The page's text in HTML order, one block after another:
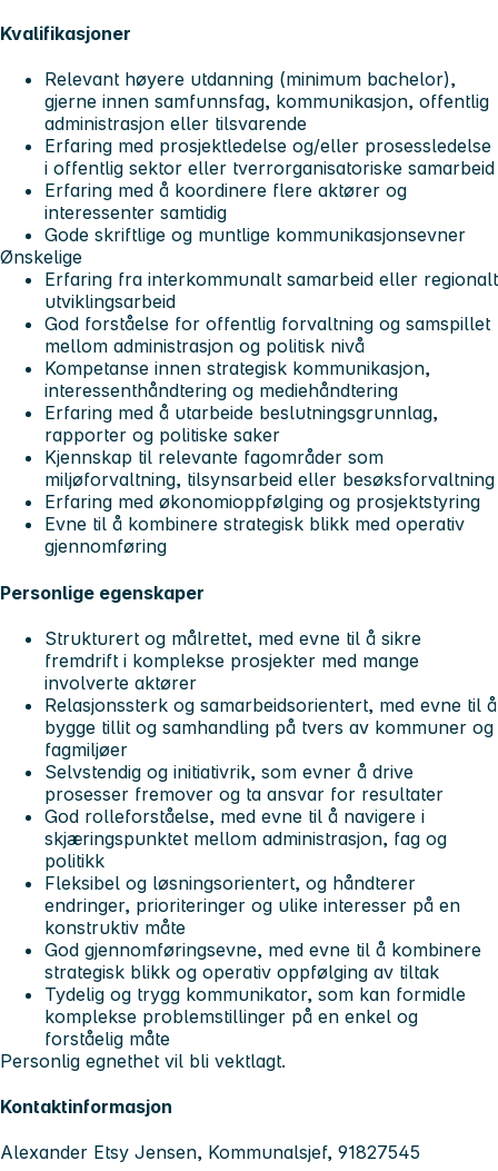
Kvalifikasjoner
Relevant høyere utdanning (minimum bachelor),
gjerne innen samfunnsfag, kommunikasjon, offentlig
administrasjon eller tilsvarende
Erfaring med prosjektledelse og/eller prosessledelse
i offentlig sektor eller tverrorganisatoriske samarbeid
Erfaring med å koordinere flere aktører og
interessenter samtidig
Gode skriftlige og muntlige kommunikasjonsevner
Ønskelige
Erfaring fra interkommunalt samarbeid eller regionalt
utviklingsarbeid
God forståelse for offentlig forvaltning og samspillet
mellom administrasjon og politisk nivå
Kompetanse innen strategisk kommunikasjon,
interessenthåndtering og mediehåndtering
Erfaring med å utarbeide beslutningsgrunnlag,
rapporter og politiske saker
Kjennskap til relevante fagområder som
miljøforvaltning, tilsynsarbeid eller besøksforvaltning
Erfaring med økonomioppfølging og prosjektstyring
Evne til å kombinere strategisk blikk med operativ
gjennomføring
Personlige egenskaper
Strukturert og målrettet, med evne til å sikre
fremdrift i komplekse prosjekter med mange
involverte aktører
Relasjonssterk og samarbeidsorientert, med evne til å
bygge tillit og samhandling på tvers av kommuner og
fagmiljøer
Selvstendig og initiativrik, som evner å drive
prosesser fremover og ta ansvar for resultater
God rolleforståelse, med evne til å navigere i
skjæringspunktet mellom administrasjon, fag og
politikk
Fleksibel og løsningsorientert, og håndterer
endringer, prioriteringer og ulike interesser på en
konstruktiv måte
God gjennomføringsevne, med evne til å kombinere
strategisk blikk og operativ oppfølging av tiltak
Tydelig og trygg kommunikator, som kan formidle
komplekse problemstillinger på en enkel og
forståelig måte
Personlig egnethet vil bli vektlagt.
Kontaktinformasjon
Alexander Etsy Jensen, Kommunalsjef, 91827545